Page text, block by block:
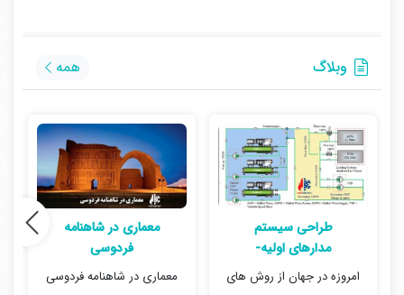
وبلاگ همه
طراحی سیستم
مدارهای اولیه-
ثانویه در موتورخانه
امروزه در جهان از روش های
معماری در شاهنامه
فردوسی
معماری در شاهنامه فردوسی